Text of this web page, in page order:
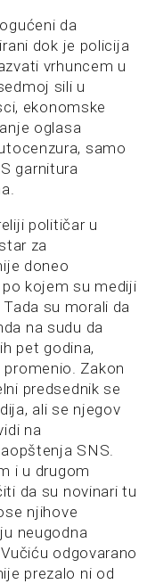
da
dok je policija
vrhuncem u
sili u
ekonomske
oglasa
samo
garnitura
političar u
za
doneo
kojem su mediji
su morali da
na sudu da
pet godina,
Zakon
predsednik se
ali se njegov
na
SNS.
i u drugom
da su novinari tu
njihove
neugodna
odgovarano
prezalo ni od